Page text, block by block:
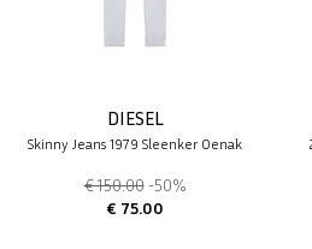
DIESEL
Skinny Jeans 1979 Sleenker 0enak
€ 150.00 -50%
€ 75.00